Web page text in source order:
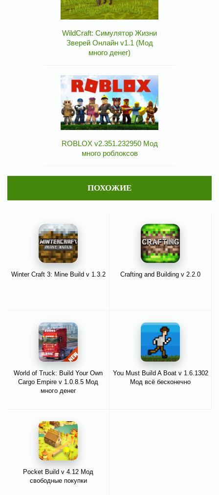
WildCraft: Симулятор Жизни
Зверей Онлайн v1.1 (Мод
много денег)
ROBLOX v2.351.232950 Мод
много роблоксов
ПОХОЖИЕ
Winter Craft 3: Mine Build v 1.3.2 Crafting and Building v 2.2.0
World of Truck: Build Your Own
Cargo Empire v 1.0.8.5 Мод
много денег
You Must Build A Boat v 1.6.1302
Мод всё бесконечно
Pocket Build v 4.12 Мод
свободные покупки